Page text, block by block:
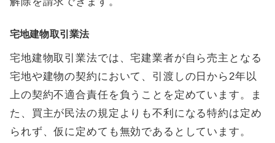
宅地建物取引業法
宅地建物取引業法では、宅建業者が自ら売主となる
宅地や建物の契約において、引渡しの日から2年以
上の契約不適合責任を負うことを定めています。ま
た、買主が民法の規定よりも不利になる特約は定め
られず、仮に定めても無効であるとしています。